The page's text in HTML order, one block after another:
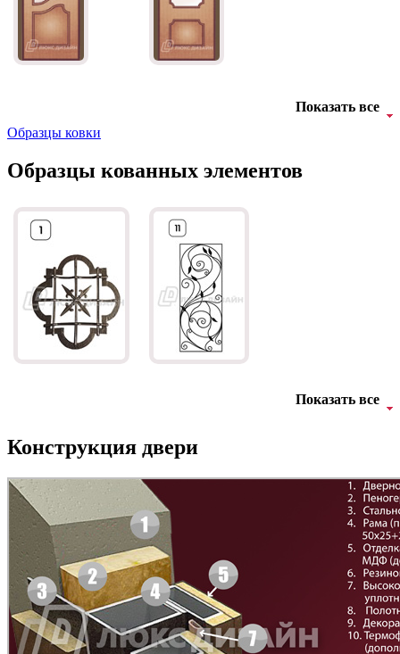
Д-15 60
Д-36 46 30 Д-36 Н
Показать все
Образцы ковки
Образцы кованных элементов
Показать все
Конструкция двери